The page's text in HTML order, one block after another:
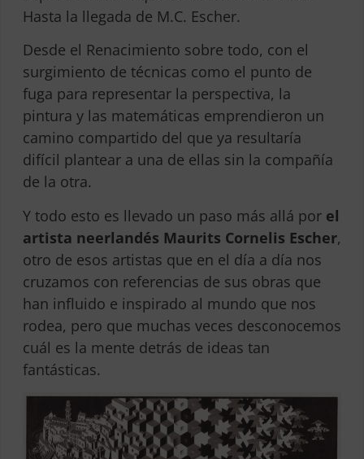
Hasta la llegada de M.C. Escher.
Desde el Renacimiento sobre todo, con el
surgimiento de técnicas como el punto de
fuga para representar la perspectiva, la
pintura y las matemáticas emprendieron un
camino compartido del que ya resultaría
difícil plantear a una de ellas sin la compañía
de la otra.
Y todo esto es llevado un paso más allá por el
artista neerlandés Maurits Cornelis Escher,
otro de esos artistas que en el día a día nos
cruzamos con referencias de sus obras que
han influido e inspirado al mundo que nos
rodea, pero que muchas veces desconocemos
cuál es la mente detrás de ideas tan
fantásticas.